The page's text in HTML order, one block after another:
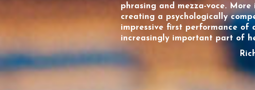
phrasing and mezza-voce.
creating a psychologically
impressive first performance of
increasingly important part of